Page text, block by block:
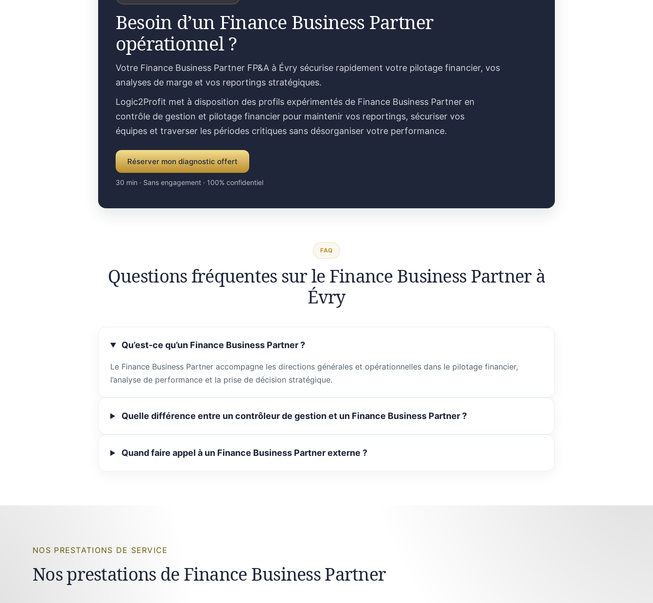
Besoin d’un Finance Business Partner
opérationnel ?
Votre Finance Business Partner FP&A à Évry sécurise rapidement votre pilotage financier, vos
analyses de marge et vos reportings stratégiques.
Logic2Profit met à disposition des profils expérimentés de Finance Business Partner en
contrôle de gestion et pilotage financier pour maintenir vos reportings, sécuriser vos
équipes et traverser les périodes critiques sans désorganiser votre performance.
Réserver mon diagnostic offert
30 min · Sans engagement · 100% confidentiel
FAQ
Questions fréquentes sur le Finance Business Partner à
Évry
Qu’est-ce qu’un Finance Business Partner ?
Le Finance Business Partner accompagne les directions générales et opérationnelles dans le pilotage financier,
l’analyse de performance et la prise de décision stratégique.
Quelle différence entre un contrôleur de gestion et un Finance Business Partner ?
Quand faire appel à un Finance Business Partner externe ?
NOS PRESTATIONS DE SERVICE
Nos prestations de Finance Business Partner